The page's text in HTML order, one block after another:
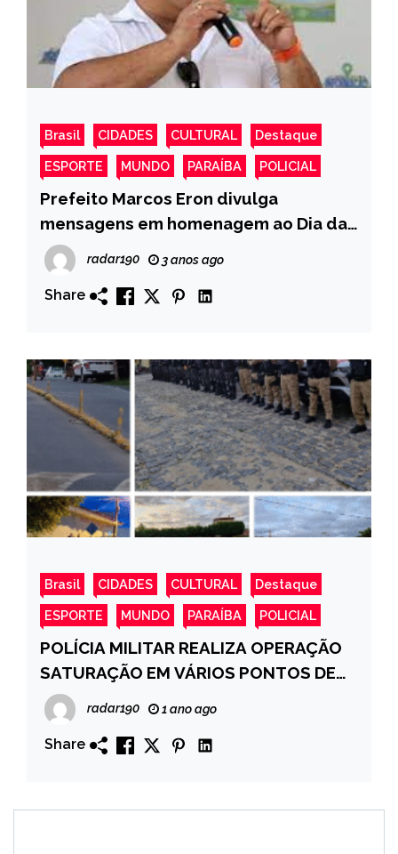
Brasil CIDADES CULTURAL Destaque
ESPORTE MUNDO PARAÍBA POLICIAL
Prefeito Marcos Eron divulga
mensagens em homenagem ao Dia das
Mães em Monte Horebe
radar190 3 anos ago
Share
Brasil CIDADES CULTURAL Destaque
ESPORTE MUNDO PARAÍBA POLICIAL
POLÍCIA MILITAR REALIZA OPERAÇÃO
SATURAÇÃO EM VÁRIOS PONTOS DE
CAJAZEIRAS
radar190 1 ano ago
Share